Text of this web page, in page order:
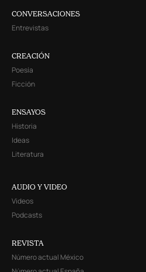
CONVERSACIONES
Entrevistas
CREACIÓN
Poesía
Ficción
ENSAYOS
Historia
Ideas
Literatura
AUDIO Y VIDEO
Videos
Podcasts
REVISTA
Número actual México